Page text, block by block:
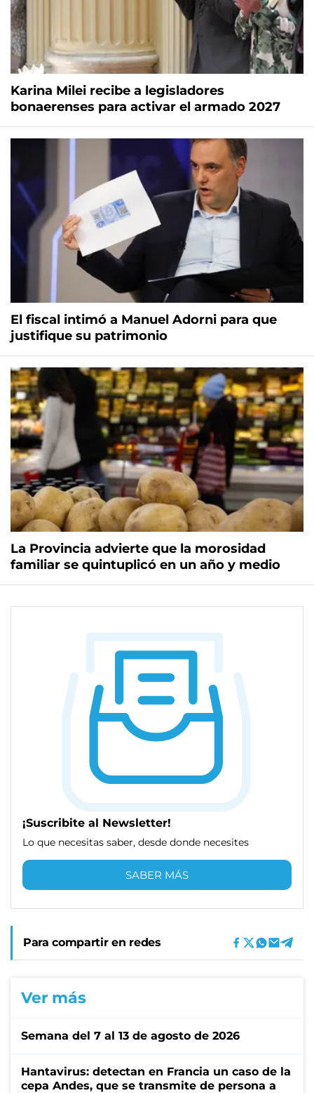
Karina Milei recibe a legisladores
bonaerenses para activar el armado 2027
El fiscal intimó a Manuel Adorni para que
justifique su patrimonio
La Provincia advierte que la morosidad
familiar se quintuplicó en un año y medio
¡Suscribite al Newsletter!
Lo que necesitas saber, desde donde necesites
SABER MÁS
Para compartir en redes
Ver más
Semana del 7 al 13 de agosto de 2026
Hantavirus: detectan en Francia un caso de la
cepa Andes, que se transmite de persona a